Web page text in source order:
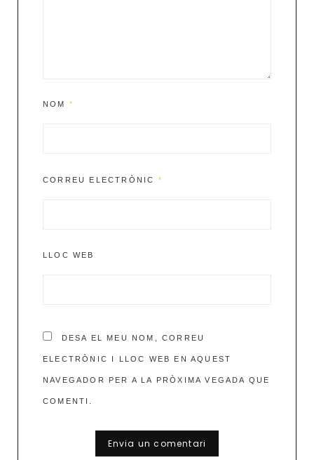
NOM *
CORREU ELECTRÒNIC *
LLOC WEB
DESA EL MEU NOM, CORREU
ELECTRÒNIC I LLOC WEB EN AQUEST
NAVEGADOR PER A LA PRÒXIMA VEGADA QUE
COMENTI.